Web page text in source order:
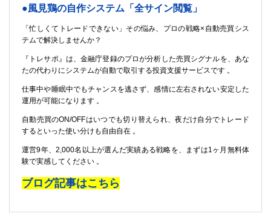
●風見鶏の自作システム「全サイン閲覧」
「忙しくてトレードできない」その悩み、プロの戦略×自動売買シス
テムで解決しませんか？
『トレサポ』は、金融庁登録のプロが分析した売買シグナルを、あな
たの代わりにシステムが自動で取引する投資支援サービスです 。
仕事中や睡眠中でもチャンスを逃さず、感情に左右されない安定した
運用が可能になります 。
自動売買のON/OFFはいつでも切り替えられ、夜だけ自分でトレード
するといった使い分けも自由自在 。
運営9年、2,000名以上が選んだ実績ある戦略を、まずは1ヶ月無料体
験で実感してください 。
ブログ記事はこちら